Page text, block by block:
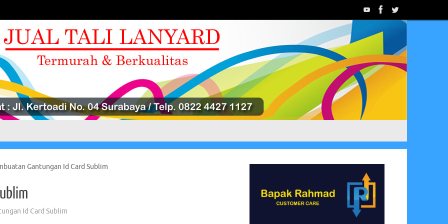
Gantungan Id Card Sublim
Id Card Sublim